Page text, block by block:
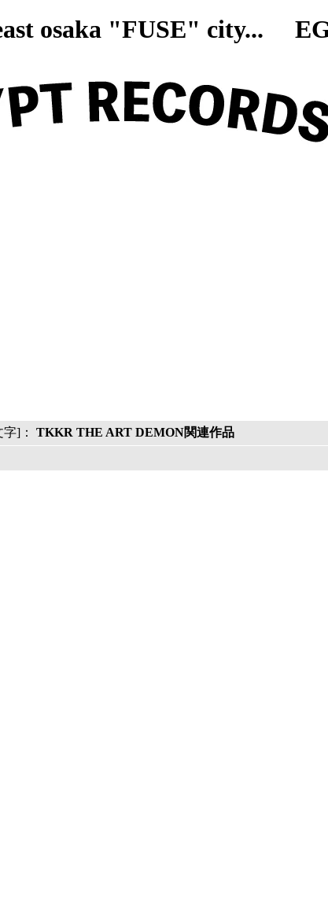
osaka "FUSE" city...
]： TKKR THE ART DEMON関連作品